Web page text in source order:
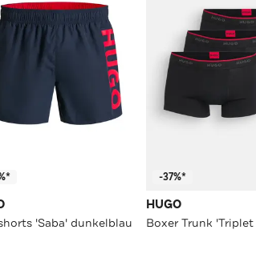
'Saba' dunkelblau
-37%*
HUGO